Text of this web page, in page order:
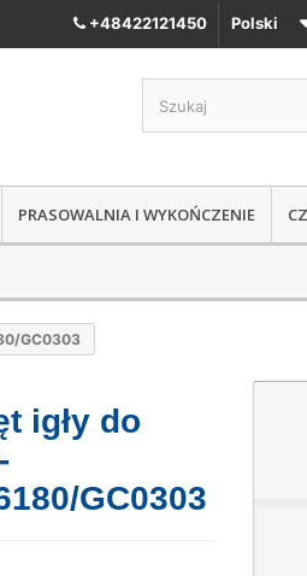
Polski
+48422121450
PRASOWALNIA I WYKOŃCZENIE
GC0303
igły do
GC0303